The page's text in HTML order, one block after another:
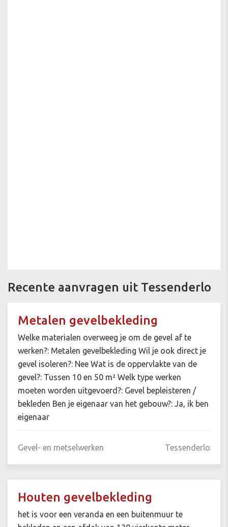
Recente aanvragen uit Tessenderlo
Metalen gevelbekleding
Welke materialen overweeg je om de gevel af te
werken?: Metalen gevelbekleding Wil je ook direct je
gevel isoleren?: Nee Wat is de oppervlakte van de
gevel?: Tussen 10 en 50 m² Welk type werken
moeten worden uitgevoerd?: Gevel bepleisteren /
bekleden Ben je eigenaar van het gebouw?: Ja, ik ben
eigenaar
Gevel- en metselwerken Tessenderlo
Houten gevelbekleding
het is voor een veranda en een buitenmuur te